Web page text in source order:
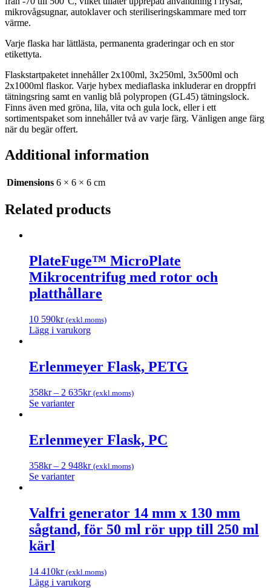
mikrovågsugnar, autoklaver och steriliseringskammare med torr
värme.
Varje flaska har lättlästa, permanenta graderingar och en stor
etikettyta.
Flaskstartpaketet innehåller 2x100ml, 3x250ml, 3x500ml och
2x1000ml flaskor. Varje hybex mediaflaska inkluderar en droppfri
tätningsring samt en vanlig blå polypropen (GL45) tätningslock.
Finns även med gröna, lila, vita och gula lock, eller i ett
sortimentspaket som innehåller två av varje färg. Vänligen ange färg
när du begär offert.
Additional information
Dimensions 6 × 6 × 6 cm
Related products
PlateFuge™ MicroPlate
Mikrocentrifug med rotor och
platthållare
10 590kr (exkl.moms)
Lägg i varukorg
Erlenmeyer Flask, PETG
358kr– 2 635kr (exkl.moms)
Se varianter
Erlenmeyer Flask, PC
358kr– 2 948kr (exkl.moms)
Se varianter
Valfri generator 14 mm x 130 mm
sågtand, för 50 ml rör upp till 250 ml
kärl
14 410kr (exkl.moms)
Lägg i varukorg